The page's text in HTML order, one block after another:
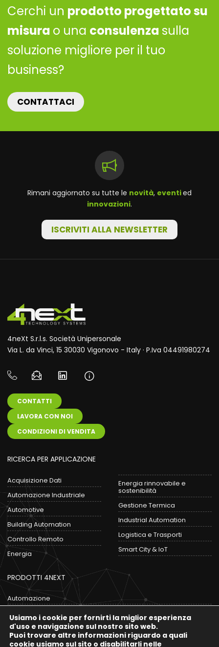
Cerchi un prodotto progettato su
misura o una consulenza sulla
soluzione migliore per il tuo
business?
CONTATTACI
Rimani aggiornato su tutte le novità, eventied
innovazioni.
ISCRIVITI ALLA NEWSLETTER
4neXt S.r.l.s. Società Unipersonale
Via L. da Vinci, 15 30030 Vigonovo - Italy · P.Iva 04491980274
CONTATTI
LAVORA CON NOI
CONDIZIONI DI VENDITA
RICERCA PER APPLICAZIONE
Acquisizione Dati
Automazione Industriale
Automotive
Building Automation
Controllo Remoto
Energia
Energia rinnovabile e
sostenibilità
Gestione Termica
Industrial Automation
Logistica e Trasporti
Smart City & IoT
PRODOTTI 4NEXT
Automazione
Data Logger
Gateway IoT
Usiamo i cookie per fornirti la miglior esperienza
d'uso e navigazione sul nostro sito web.
Puoi trovare altre informazioni riguardo a quali
cookie usiamo sul sito o disabilitarli nelle